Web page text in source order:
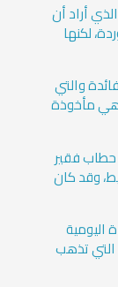
أراد أن
لكنها
والتي
مأخوذة
حطاب فقير
وقد كان
اليومية
التي تذهب